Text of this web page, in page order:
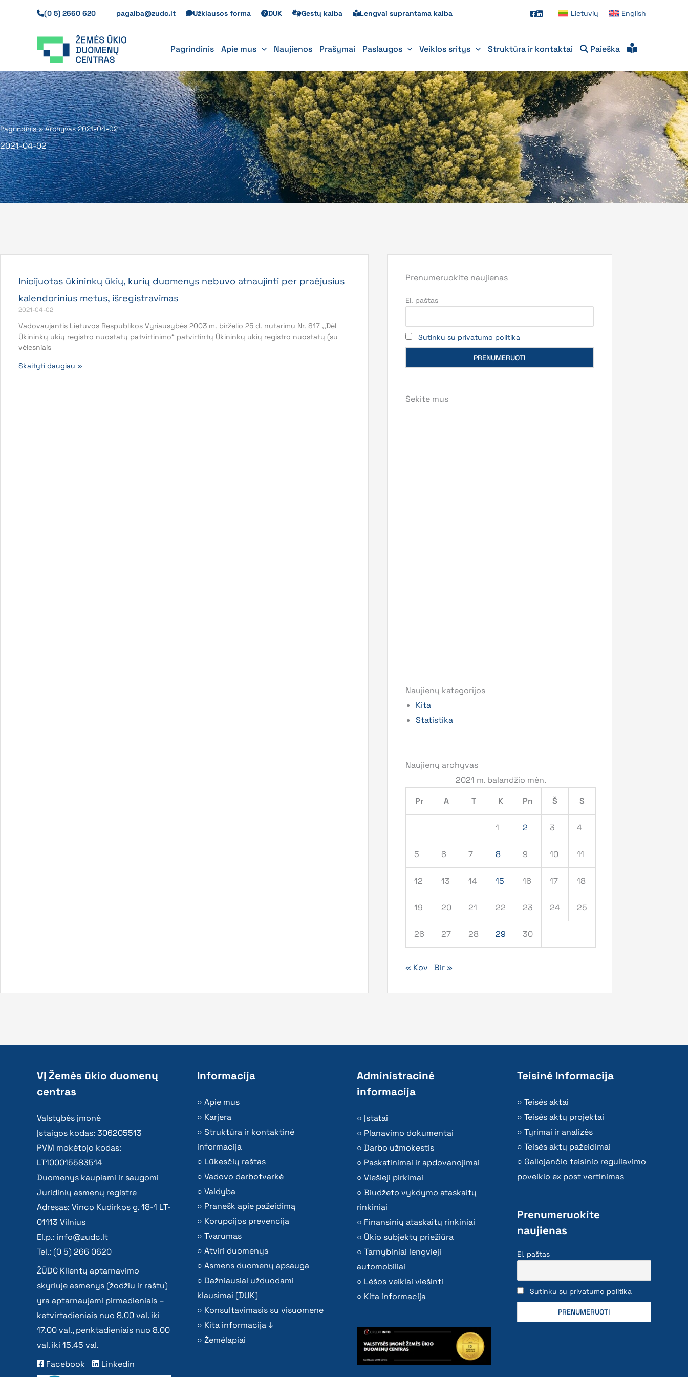
(0 5) 2660 620 pagalba@zudc.lt Užklausos forma DUK Gestų kalba Lengvai suprantama kalba Lietuvių English
Pagrindinis Apie mus Naujienos Prašymai Paslaugos Veiklos sritys Struktūra ir kontaktai Paieška
Pagrindinis»Archyvas 2021-04-02
2021-04-02
Inicijuotas ūkininkų ūkių, kurių duomenys nebuvo atnaujinti per praėjusius
kalendorinius metus, išregistravimas
2021-04-02
Vadovaujantis Lietuvos Respublikos Vyriausybės 2003 m. birželio 25 d. nutarimu Nr. 817 ,,Dėl
Ūkininkų ūkių registro nuostatų patvirtinimo“ patvirtintų Ūkininkų ūkių registro nuostatų (su
vėlesniais
Skaityti daugiau »
Prenumeruokite naujienas
El. paštas
Sutinku su privatumo politika
Sekite mus
Naujienų kategorijos
Kita
Statistika
Naujienų archyvas
2021 m. balandžio mėn.
Pr
A T K Pn Š S
1 2 3 4
5 6 7 8 9 10 11
12 13 14 15 16 17 18
19 20 21 22 23 24 25
26 27 28 29 30
« Kov Bir »
VĮ Žemės ūkio duomenų
centras
Valstybės įmonė
Įstaigos kodas: 306205513
PVM mokėtojo kodas:
LT100015583514
Duomenys kaupiami ir saugomi
Juridinių asmenų registre
Adresas: Vinco Kudirkos g. 18-1 LT-
01113 Vilnius
El.p.: info@zudc.lt
Tel.: (0 5) 266 0620
ŽŪDC Klientų aptarnavimo
skyriuje asmenys (žodžiu ir raštu)
yra aptarnaujami pirmadieniais –
ketvirtadieniais nuo 8.00 val. iki
17.00 val., penktadieniais nuo 8.00
val. iki 15.45 val.
Facebook
Linkedin
Informacija
Apie mus
Karjera
Struktūra ir kontaktinė
informacija
Lūkesčių raštas
Vadovo darbotvarkė
Valdyba
Pranešk apie pažeidimą
Korupcijos prevencija
Tvarumas
Atviri duomenys
Asmens duomenų apsauga
Dažniausiai užduodami
klausimai (DUK)
Konsultavimasis su visuomene
Kita informacija ↓
Žemėlapiai
Administracinė
informacija
Įstatai
Planavimo dokumentai
Darbo užmokestis
Paskatinimai ir apdovanojimai
Viešieji pirkimai
Biudžeto vykdymo ataskaitų
rinkiniai
Finansinių ataskaitų rinkiniai
Ūkio subjektų priežiūra
Tarnybiniai lengvieji
automobiliai
Lėšos veiklai viešinti
Kita informacija
Teisinė Informacija
Teisės aktai
Teisės aktų projektai
Tyrimai ir analizės
Teisės aktų pažeidimai
Galiojančio teisinio reguliavimo
poveikio ex post vertinimas
Prenumeruokite
naujienas
El. paštas
Sutinku su privatumo politika